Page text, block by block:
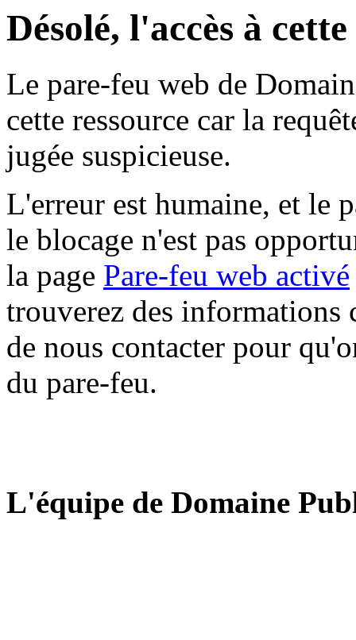
Désolé, l'accès à
Le pare-feu web de
cette ressource car la
jugée suspicieuse.
L'erreur est humaine, et le
le blocage n'est pas
la page Pare-feu web activé
trouverez des informations
de nous contacter pour
du pare-feu.
L'équipe de Domaine